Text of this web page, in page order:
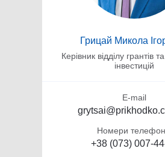
Грицай Микола
Керівник відділу грантів
інвестицій
E-mail
Номери
+38 (073) 007-